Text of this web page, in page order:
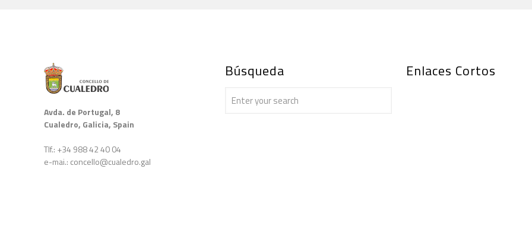
Avda. de Portugal, 8
Cualedro, Galicia, Spain
Tlf.: +34 988 42 40 04
e-mai.: concello@cualedro.gal
Búsqueda Enlaces Cortos